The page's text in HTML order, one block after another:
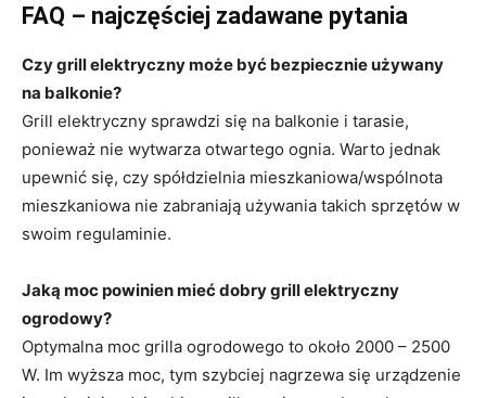
FAQ – najczęściej zadawane pytania
Czy grill elektryczny może być bezpiecznie używany
na balkonie?
Grill elektryczny sprawdzi się na balkonie i tarasie,
ponieważ nie wytwarza otwartego ognia. Warto jednak
upewnić się, czy spółdzielnia mieszkaniowa/wspólnota
mieszkaniowa nie zabraniają używania takich sprzętów w
swoim regulaminie.
Jaką moc powinien mieć dobry grill elektryczny
ogrodowy?
Optymalna moc grilla ogrodowego to około 2000 – 2500
W. Im wyższa moc, tym szybciej nagrzewa się urządzenie